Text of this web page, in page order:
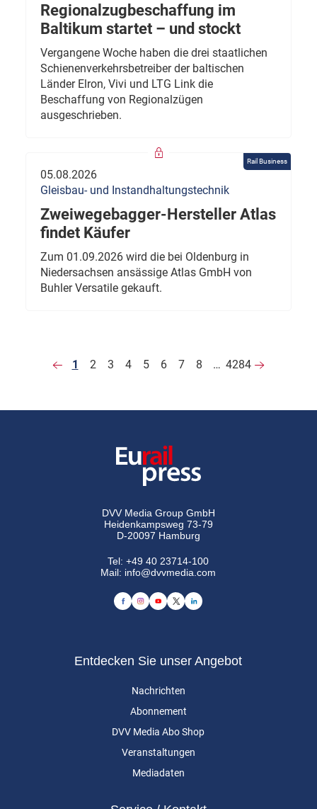
Regionalzugbeschaffung im
Baltikum startet – und stockt
Vergangene Woche haben die drei staatlichen
Schienenverkehrsbetreiber der baltischen
Länder Elron, Vivi und LTG Link die
Beschaffung von Regionalzügen
ausgeschrieben.
Rail Business
05.08.2026
Gleisbau- und Instandhaltungstechnik
Zweiwegebagger-Hersteller Atlas
findet Käufer
Zum 01.09.2026 wird die bei Oldenburg in
Niedersachsen ansässige Atlas GmbH von
Buhler Versatile gekauft.
1 2 3 4 5 6 7 8 … 4284
DVV Media Group GmbH
Heidenkampsweg 73-79
D-20097 Hamburg
Tel:+49 40 23714-100
Mail: info@dvvmedia.com
Entdecken Sie unser Angebot
Nachrichten
Abonnement
DVV Media Abo Shop
Veranstaltungen
Mediadaten